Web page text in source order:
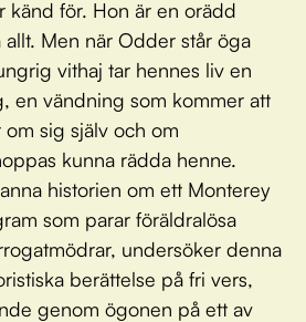
känd för. Hon är en orädd
Men när Odder står öga
vithaj tar hennes liv en
en vändning som kommer att
sig själv och om
kunna rädda henne.
historien om ett Monterey
som parar föräldralösa
undersöker denna
berättelse på fri vers,
genom ögonen på ett av